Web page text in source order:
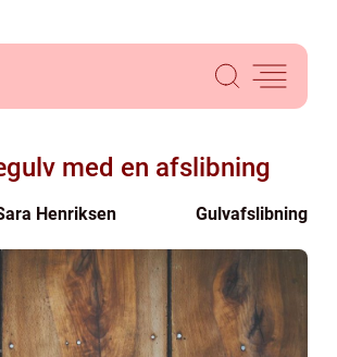
med en afslibning
Henriksen Gulvafslibning